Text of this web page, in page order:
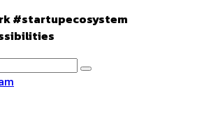
#startupecosystem